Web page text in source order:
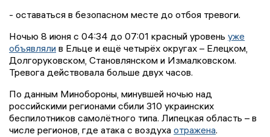
- оставаться в безопасном месте до отбоя тревоги.
Ночью 8 июня с 04:34 до 07:01 красный уровень уже
объявляли в Ельце и ещё четырёх округах – Елецком,
Долгоруковском, Становлянском и Измалковском.
Тревога действовала больше двух часов.
По данным Минобороны, минувшей ночью над
российскими регионами сбили 310 украинских
беспилотников самолётного типа. Липецкая область – в
числе регионов, где атака с воздуха отражена.